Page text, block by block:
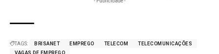
TAGS: BRISANET EMPREGO TELECOM
TELECOMUNICAÇÕES
VAGAS DE EMPREGO